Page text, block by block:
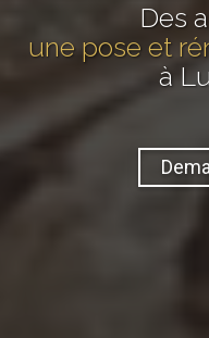
Des
une pose et
à